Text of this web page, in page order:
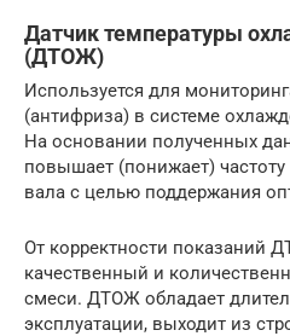
Датчик температуры
(ДТОЖ)
Используется для
(антифриза) в системе
На основании полученных
повышает (понижает)
вала с целью поддержания
От корректности показаний
качественный и
смеси. ДТОЖ обладает
эксплуатации, выходит из